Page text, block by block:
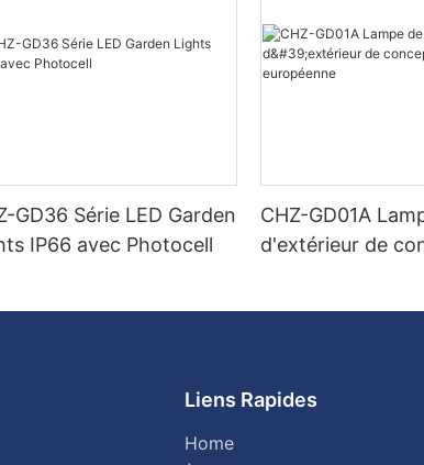
GD36 Série LED Garden
IP66 avec Photocell
CHZ-GD01A
d'extérieur de
Liens Rapides
Home